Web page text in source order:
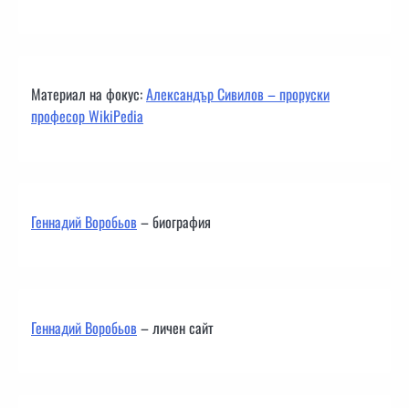
Материал на фокус:Александър Сивилов – проруски
професор WikiPedia
Геннадий Воробьов– биография
Геннадий Воробьов– личен сайт